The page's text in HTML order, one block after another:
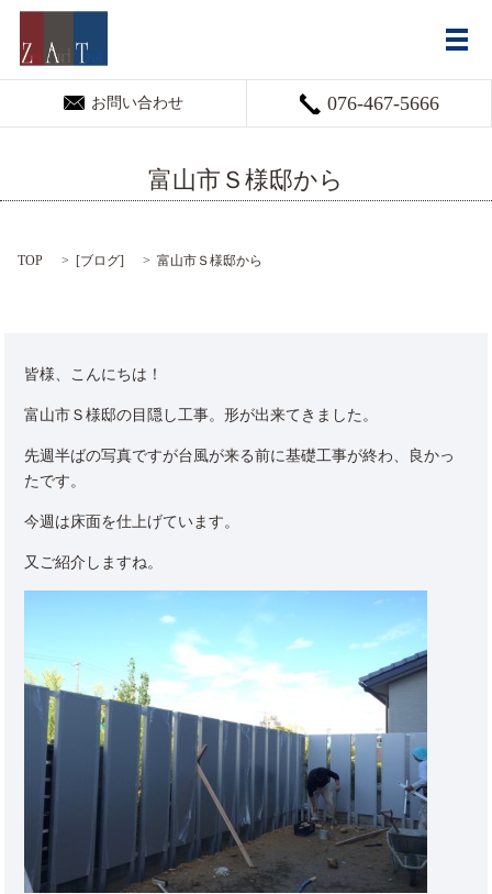
お問い合わせ 076-467-5666
メ
富山市Ｓ様邸から
TOP [ブログ] 富山市Ｓ様邸から
皆様、こんにちは！
富山市Ｓ様邸の目隠し工事。形が出来てきました。
先週半ばの写真ですが台風が来る前に基礎工事が終わ、良かっ
たです。
今週は床面を仕上げています。
又ご紹介しますね。